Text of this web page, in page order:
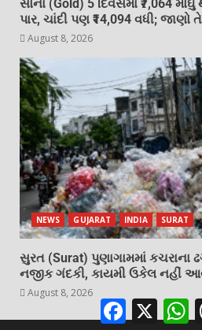
સોના (Gold) 5 દિવસમાં ₹7,064
પાર, ચાંદી પણ ₹14,094 વધી; જાણો
August 8, 2026
NEWS GUJARAT INDIA SURAT
સુરત (Surat) પુણાગામમાં કચરાના
નજીક ગંદકી, કાયમી ઉકેલ નહીં
August 8, 2026
Facebook
X